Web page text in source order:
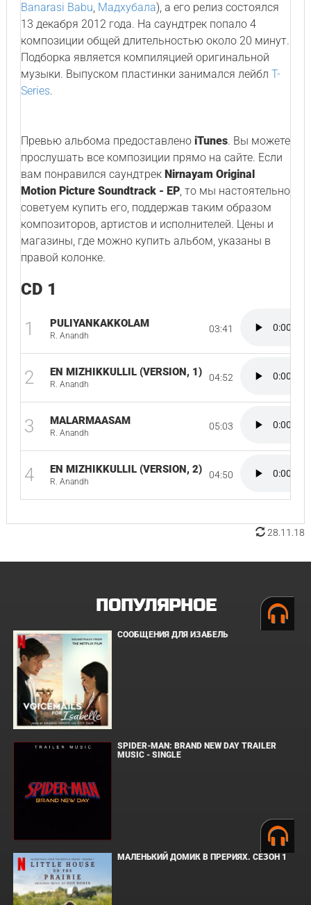
Banarasi Babu, Мадхубала), а его релиз состоялся
13 декабря 2012 года. На саундтрек попало 4
композиции общей длительностью около 20 минут.
Подборка является компиляцией оригинальной
музыки. Выпуском пластинки занимался лейбл T-
Series.
Превью альбома предоставлено iTunes. Вы можете
прослушать все композиции прямо на сайте. Если
вам понравился саундтрек Nirnayam Original
Motion Picture Soundtrack - EP, то мы настоятельно
советуем купить его, поддержав таким образом
композиторов, артистов и исполнителей. Цены и
магазины, где можно купить альбом, указаны в
правой колонке.
CD 1
1 PULIYANKAKKOLAM
R. Anandh
03:41
2 EN MIZHIKKULLIL (VERSION, 1)
R. Anandh
04:52
3 MALARMAASAM
R. Anandh
05:03
4 EN MIZHIKKULLIL (VERSION, 2)
R. Anandh
04:50
28.11.18
ПОПУЛЯРНОЕ
СООБЩЕНИЯ ДЛЯ ИЗАБЕЛЬ
SPIDER-MAN: BRAND NEW DAY TRAILER
MUSIC - SINGLE
МАЛЕНЬКИЙ ДОМИК В ПРЕРИЯХ. СЕЗОН 1